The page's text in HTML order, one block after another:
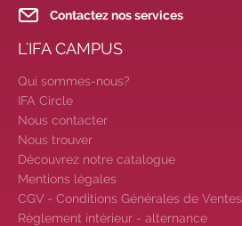
Contactez nos services
L'IFA CAMPUS
Qui sommes-nous?
IFA Circle
Nous contacter
Nous trouver
Découvrez notre catalogue
Mentions légales
CGV - Conditions Générales de Ventes
Règlement intérieur - alternance